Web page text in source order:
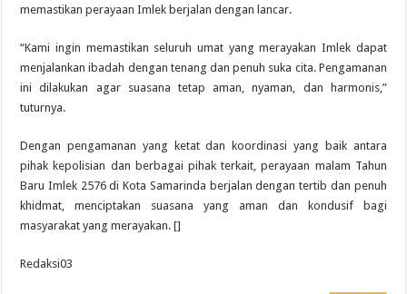
memastikan perayaan Imlek berjalan dengan lancar.
“Kami ingin memastikan seluruh umat yang merayakan Imlek dapat
menjalankan ibadah dengan tenang dan penuh suka cita. Pengamanan
ini dilakukan agar suasana tetap aman, nyaman, dan harmonis,”
tuturnya.
Dengan pengamanan yang ketat dan koordinasi yang baik antara
pihak kepolisian dan berbagai pihak terkait, perayaan malam Tahun
Baru Imlek 2576 di Kota Samarinda berjalan dengan tertib dan penuh
khidmat, menciptakan suasana yang aman dan kondusif bagi
masyarakat yang merayakan. []
Redaksi03